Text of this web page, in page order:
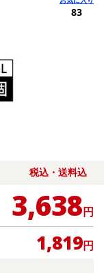
83
税込・送料込
3,638円
1,819円